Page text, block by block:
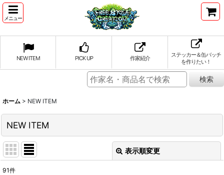
メニュー
NEW ITEM PICK UP 作家紹介
ステッカー＆缶バッチ
を作りたい！
ホーム > NEW ITEM
NEW ITEM
表示順変更
91件